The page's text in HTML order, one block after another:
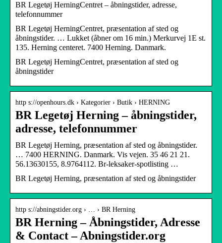
BR Legetøj HerningCentret – åbningstider, adresse,
telefonnummer
BR Legetøj HerningCentret, præsentation af sted og
åbningstider. … Lukket (åbner om 16 min.) Merkurvej 1E st.
135. Herning centeret. 7400 Herning. Danmark.
BR Legetøj HerningCentret, præsentation af sted og
åbningstider
http s://openhours.dk › Kategorier › Butik › HERNING
BR Legetøj Herning – åbningstider,
adresse, telefonnummer
BR Legetøj Herning, præsentation af sted og åbningstider.
… 7400 HERNING. Danmark. Vis vejen. 35 46 21 21.
56.13630155, 8.9764112. Br-leksaker-spotlisting …
BR Legetøj Herning, præsentation af sted og åbningstider
http s://abningstider.org › … › BR Herning
BR Herning – Åbningstider, Adresse
& Contact – Abningstider.org